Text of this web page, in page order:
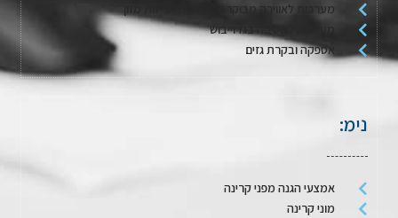
מערכות לאווירה מבוקרת / דגימת אריזות מזון
מערכות לשטיפה בגז וייבוש
אספקה ובקרת גזים
נימ:
אמצעי הגנה מפני קרינה
מוני קרינה